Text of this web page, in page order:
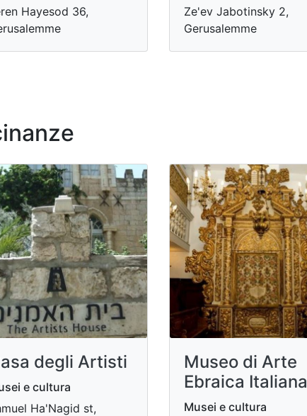
Hayesod 36,
Ze'ev Jabotinsky 2,
Gerusalemme
degli Artisti
e cultura
Ha'Nagid st,
Museo di Arte
Ebraica Italiana
Musei e cultura